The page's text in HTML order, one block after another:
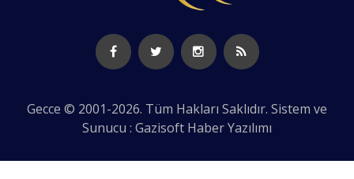
Gecce © 2001-2026. Tüm Hakları Saklıdır. Sistem ve
Sunucu : Gazisoft Haber Yazılımı